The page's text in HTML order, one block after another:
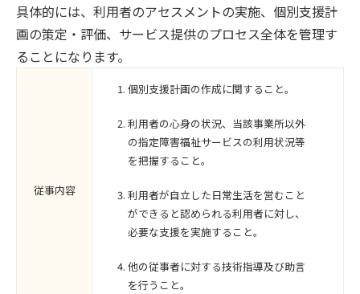
具体的には、利用者のアセスメントの実施、個別支援計
画の策定・評価、サービス提供のプロセス全体を管理す
ることになります。
従事内容
個別支援計画の作成に関すること。
利用者の心身の状況、当該事業所以外
の指定障害福祉サービスの利用状況等
を把握すること。
利用者が自立した日常生活を営むこと
ができると認められる利用者に対し、
必要な支援を実施すること。
他の従事者に対する技術指導及び助言
を行うこと。